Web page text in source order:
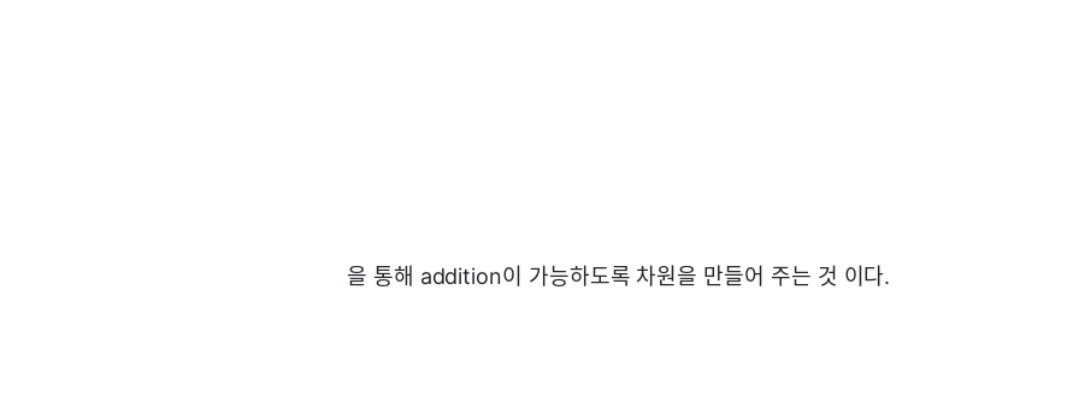
을 통해 addition이 가능하도록 차원을 만들어 주는 것 이다.